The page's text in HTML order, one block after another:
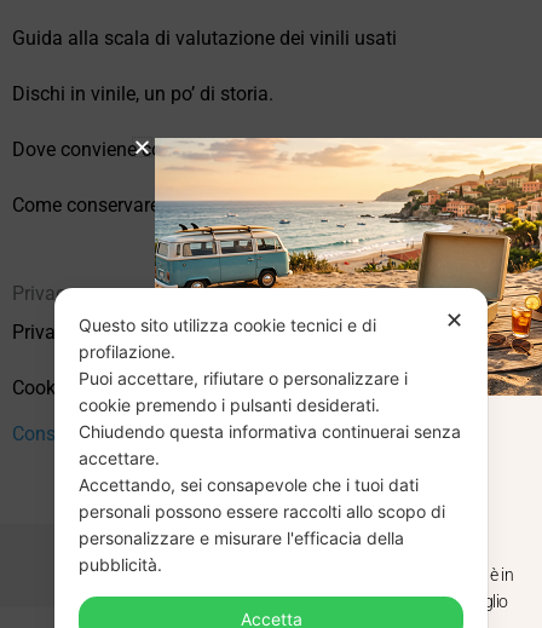
Guida alla scala di valutazione dei vinili usati
Dischi in vinile, un po’ di storia.
Dove conviene comprare vinili online?
Come conservare correttamente i vinili usati
Privacy
Privacy Policy
Cookie Policy (UE)
Consenso
✕
Questo sito utilizza cookie tecnici e di
profilazione.
Puoi accettare, rifiutare o personalizzare i
cookie premendo i pulsanti desiderati.
Chiudendo questa informativa continuerai senza
accettare.
Accettando, sei consapevole che i tuoi dati
personali possono essere raccolti allo scopo di
personalizzare e misurare l'efficacia della
pubblicità.
Accetta
CHIUSURA
ESTIVA
Dal 29 luglio al 31 agosto venditaviniliusati.it è in
pausa estiva. Gli ordini ricevuti entro il 29 luglio